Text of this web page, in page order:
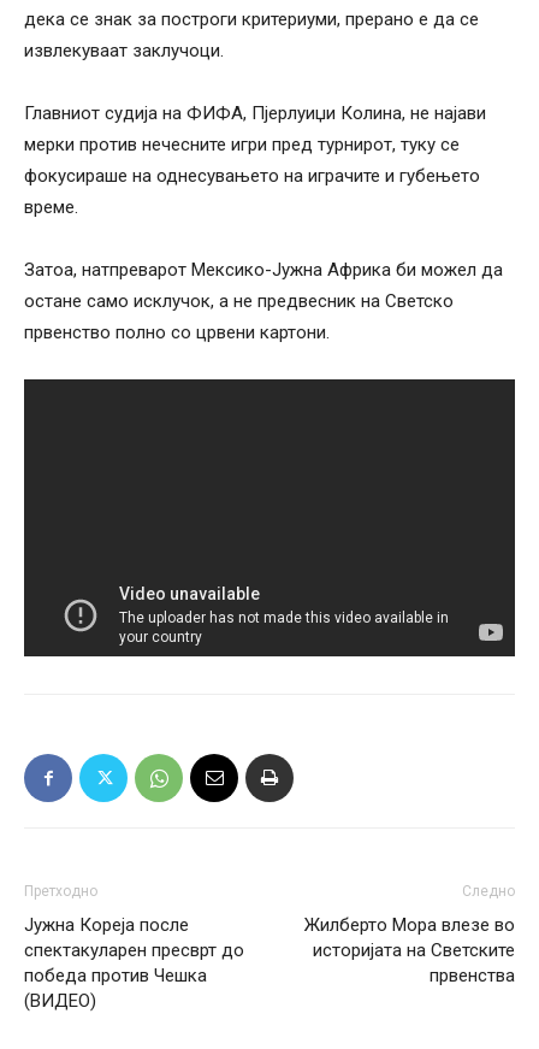
дека се знак за построги критериуми, прерано е да се
извлекуваат заклучоци.
Главниот судија на ФИФА, Пјерлуиџи Колина, не најави
мерки против нечесните игри пред турнирот, туку се
фокусираше на однесувањето на играчите и губењето
време.
Затоа, натпреварот Мексико-Јужна Африка би можел да
остане само исклучок, а не предвесник на Светско
првенство полно со црвени картони.
Претходно
Јужна Кореја после
спектакуларен пресврт до
победа против Чешка
(ВИДЕО)
Следно
Жилберто Мора влезе во
историјата на Светските
првенства